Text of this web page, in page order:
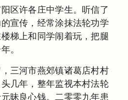
区许各庄中学生。听信了
宣传，经常涂抹法轮功学
梯上和同学闹着玩，把腿
。
三河市燕郊镇诸葛店村村
几年，整年监视本村法轮
昧良心钱。二零零九年患